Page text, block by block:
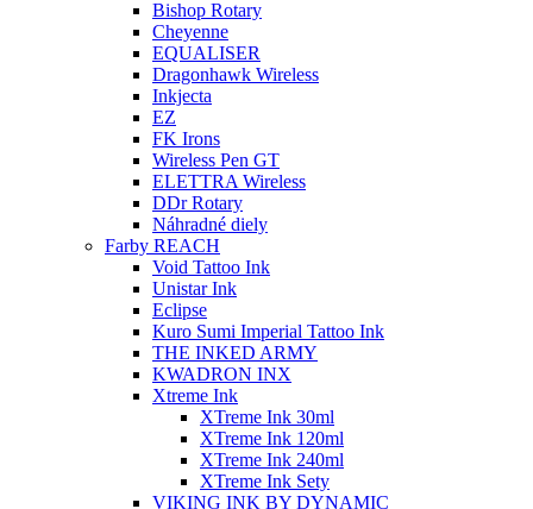
Bishop Rotary
Cheyenne
EQUALISER
Dragonhawk Wireless
Inkjecta
EZ
FK Irons
Wireless Pen GT
ELETTRA Wireless
DDr Rotary
Náhradné diely
Farby REACH
Void Tattoo Ink
Unistar Ink
Eclipse
Kuro Sumi Imperial Tattoo Ink
THE INKED ARMY
KWADRON INX
Xtreme Ink
XTreme Ink 30ml
XTreme Ink 120ml
XTreme Ink 240ml
XTreme Ink Sety
VIKING INK BY DYNAMIC